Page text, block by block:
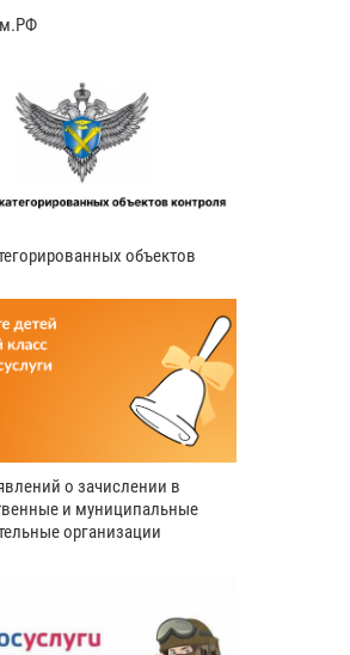
объектов
о зачислении в
и муниципальные
организации